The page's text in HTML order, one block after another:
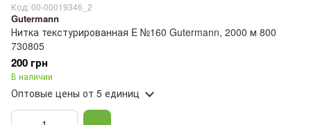
Код: 00-00019346_2
Gutermann
Нитка текстурированная E №160 Gutermann, 2000 м 800
730805
200 грн
В наличии
Оптовые цены от 5 единиц